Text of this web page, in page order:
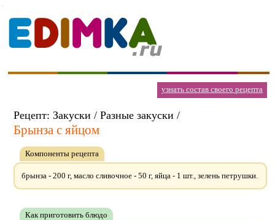
узнать состав своего рецепта
Рецепт: Закуски / Разные закуски /
Брынза с яйцом
Компоненты рецепта
брынза - 200 г, масло сливочное - 50 г, яйца - 1 шт., зелень петрушки.
Как приготовить блюдо